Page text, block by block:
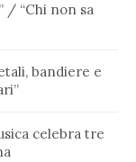
/ “Chi non sa
bandiere e
celebra tre